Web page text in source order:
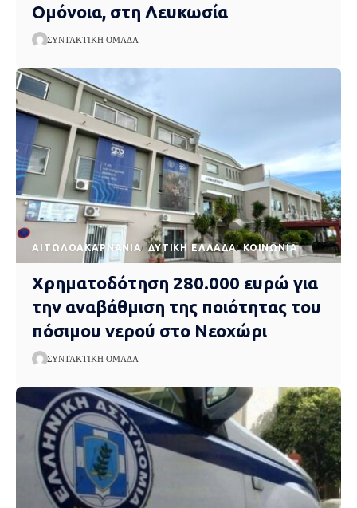
Ομόνοια, στη Λευκωσία
ΣΥΝΤΑΚΤΙΚΉ ΟΜΆΔΑ
AΙΤΩΛΟΑΚΑΡΝΑΝΊΑ ΔΥΤΙΚΉ ΕΛΛΆΔΑ ΚΟΙΝΩΝΊΑ
Χρηματοδότηση 280.000 ευρώ για
την αναβάθμιση της ποιότητας του
πόσιμου νερού στο Νεοχώρι
ΣΥΝΤΑΚΤΙΚΉ ΟΜΆΔΑ